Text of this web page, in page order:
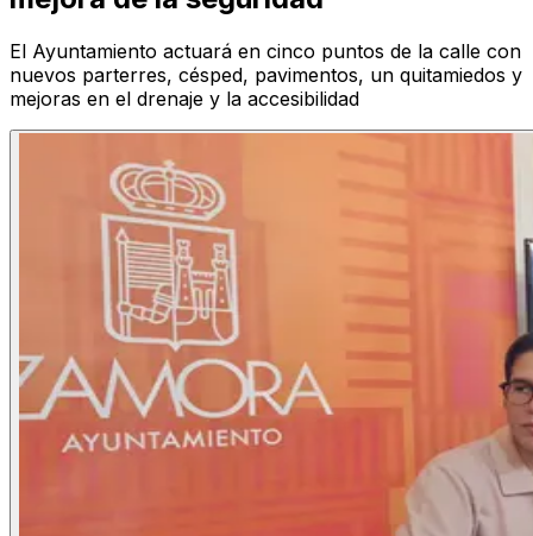
El Ayuntamiento actuará en cinco puntos de la calle con
nuevos parterres, césped, pavimentos, un quitamiedos y
mejoras en el drenaje y la accesibilidad